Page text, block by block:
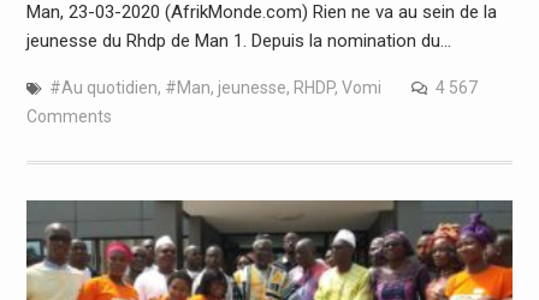
Man, 23-03-2020 (AfrikMonde.com) Rien ne va au sein de la
jeunesse du Rhdp de Man 1. Depuis la nomination du…
#Au quotidien, #Man, jeunesse, RHDP, Vomi
4 567
Comments